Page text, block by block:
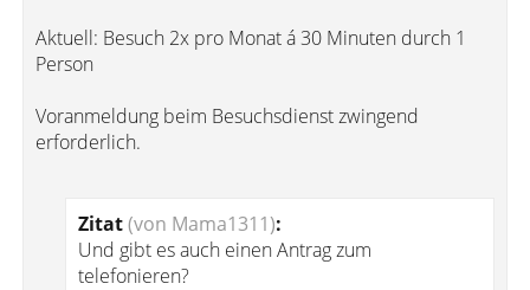
Aktuell: Besuch 2x pro Monat á 30 Minuten durch 1
Person
Voranmeldung beim Besuchsdienst zwingend
erforderlich.
Zitat(von Mama1311):
Und gibt es auch einen Antrag zum
telefonieren?